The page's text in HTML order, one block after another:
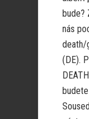
bude?
nás
death/
(DE).